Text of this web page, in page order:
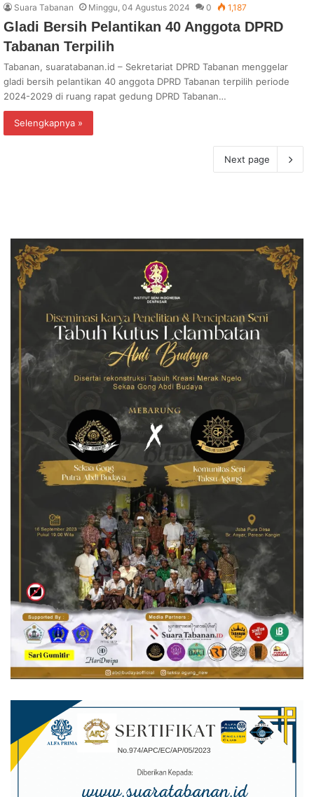
Suara Tabanan Minggu, 04 Agustus 2024 0 1,187
Gladi Bersih Pelantikan 40 Anggota DPRD
Tabanan Terpilih
Tabanan, suaratabanan.id – Sekretariat DPRD Tabanan menggelar
gladi bersih pelantikan 40 anggota DPRD Tabanan terpilih periode
2024-2029 di ruang rapat gedung DPRD Tabanan…
Selengkapnya »
Next page